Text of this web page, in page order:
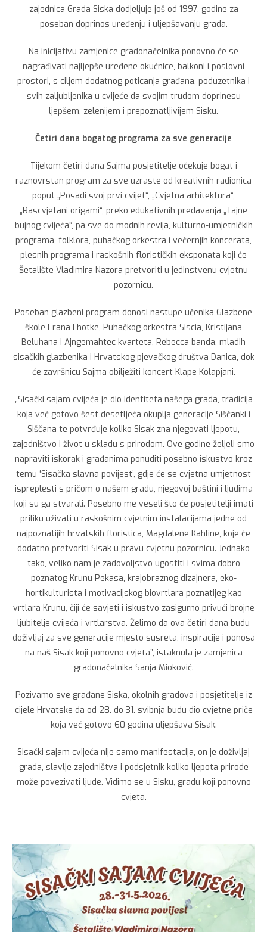
zajednica Grada Siska dodjeljuje još od 1997. godine za
poseban doprinos uređenju i uljepšavanju grada.
Na inicijativu zamjenice gradonačelnika ponovno će se
nagrađivati najljepše uređene okućnice, balkoni i poslovni
prostori, s ciljem dodatnog poticanja građana, poduzetnika i
svih zaljubljenika u cvijeće da svojim trudom doprinesu
ljepšem, zelenijem i prepoznatljivijem Sisku.
Četiri dana bogatog programa za sve generacije
Tijekom četiri dana Sajma posjetitelje očekuje bogat i
raznovrstan program za sve uzraste od kreativnih radionica
poput „Posadi svoj prvi cvijet“, „Cvjetna arhitektura“,
„Rascvjetani origami“, preko edukativnih predavanja „Tajne
bujnog cvijeća“, pa sve do modnih revija, kulturno-umjetničkih
programa, folklora, puhačkog orkestra i večernjih koncerata,
plesnih programa i raskošnih florističkih eksponata koji će
Šetalište Vladimira Nazora pretvoriti u jedinstvenu cvjetnu
pozornicu.
Poseban glazbeni program donosi nastupe učenika Glazbene
škole Frana Lhotke, Puhačkog orkestra Siscia, Kristijana
Beluhana i Ajngemahtec kvarteta, Rebecca banda, mladih
sisačkih glazbenika i Hrvatskog pjevačkog društva Danica, dok
će završnicu Sajma obilježiti koncert Klape Kolapjani.
„Sisački sajam cvijeća je dio identiteta našega grada, tradicija
koja već gotovo šest desetljeća okuplja generacije Siščanki i
Siščana te potvrđuje koliko Sisak zna njegovati ljepotu,
zajedništvo i život u skladu s prirodom. Ove godine željeli smo
napraviti iskorak i građanima ponuditi posebno iskustvo kroz
temu ‘Sisačka slavna povijest’, gdje će se cvjetna umjetnost
ispreplesti s pričom o našem gradu, njegovoj baštini i ljudima
koji su ga stvarali. Posebno me veseli što će posjetitelji imati
priliku uživati u raskošnim cvjetnim instalacijama jedne od
najpoznatijih hrvatskih floristica, Magdalene Kahline, koje će
dodatno pretvoriti Sisak u pravu cvjetnu pozornicu. Jednako
tako, veliko nam je zadovoljstvo ugostiti i svima dobro
poznatog Krunu Pekasa, krajobraznog dizajnera, eko-
hortikulturista i motivacijskog biovrtlara poznatijeg kao
vrtlara Krunu, čiji će savjeti i iskustvo zasigurno privući brojne
ljubitelje cvijeća i vrtlarstva. Želimo da ova četiri dana budu
doživljaj za sve generacije mjesto susreta, inspiracije i ponosa
na naš Sisak koji ponovno cvjeta”, istaknula je zamjenica
gradonačelnika Sanja Mioković.
Pozivamo sve građane Siska, okolnih gradova i posjetitelje iz
cijele Hrvatske da od 28. do 31. svibnja budu dio cvjetne priče
koja već gotovo 60 godina uljepšava Sisak.
Sisački sajam cvijeća nije samo manifestacija, on je doživljaj
grada, slavlje zajedništva i podsjetnik koliko ljepota prirode
može povezivati ljude. Vidimo se u Sisku, gradu koji ponovno
cvjeta.